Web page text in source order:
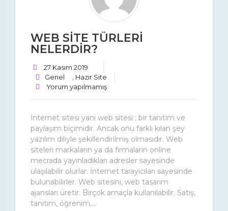
WEB SİTE TÜRLERİ
NELERDİR?
27 Kasım 2019
Genel
Hazır Site
Yorum yapılmamış
İnternet sitesi yani web sitesi ; bir tanıtım ve
paylaşım biçimidir. Ancak onu farklı kılan şey
yazılım diliyle şekillendirilmiş olmasıdır. Web
siteleri markaların ya da firmaların online
mecrada yayınladıkları adresler sayesinde
ulaşılabilir olurlar. İnternet tarayıcıları sayesinde
bulunabilirler. Web sitesini, web tasarım
ajansları üretir. Birçok amaçla kullanılabilir. Satış,
tanıtım, öğrenim,...